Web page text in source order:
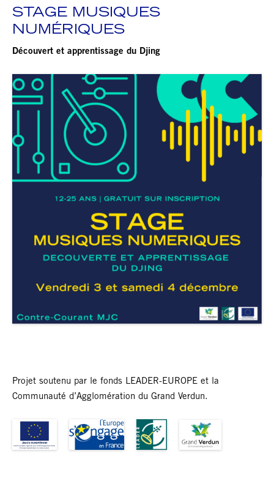
STAGE MUSIQUES
NUMÉRIQUES
Découvert et apprentissage du Djing
Projet soutenu par le fonds LEADER-EUROPE et la
Communauté d’Agglomération du Grand Verdun.